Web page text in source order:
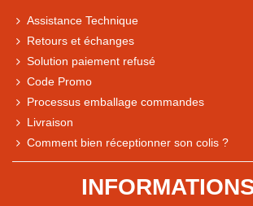
Comparaison des performances du magasin
Assistance Technique
Retours et échanges
Solution paiement refusé
Code Promo
Processus emballage commandes
Livraison
Comment bien réceptionner son colis ?